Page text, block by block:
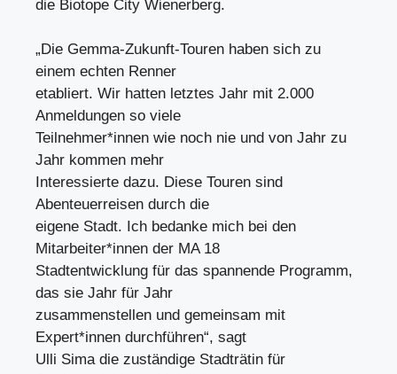
die Biotope City Wienerberg.
„Die Gemma-Zukunft-Touren haben sich zu
einem echten Renner
etabliert. Wir hatten letztes Jahr mit 2.000
Anmeldungen so viele
Teilnehmer*innen wie noch nie und von Jahr zu
Jahr kommen mehr
Interessierte dazu. Diese Touren sind
Abenteuerreisen durch die
eigene Stadt. Ich bedanke mich bei den
Mitarbeiter*innen der MA 18
Stadtentwicklung für das spannende Programm,
das sie Jahr für Jahr
zusammenstellen und gemeinsam mit
Expert*innen durchführen“, sagt
Ulli Sima die zuständige Stadträtin für